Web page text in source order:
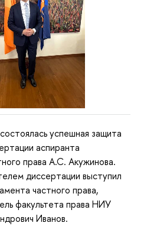
успешная защита
аспиранта
права А.С. Акужинова.
диссертации выступил
частного права,
факультета права НИУ
Иванов.